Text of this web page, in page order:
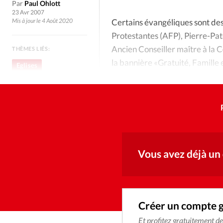
Génération réveil
Monde
Publireportage
Relations
Par Paul Ohlott
23 Avr 2007
Mis à jour le 4 Août 2020
THÈMES LIÉS:
Eglises
Certains évangéliques sont
Protestantes (AFP), Pierre-
Ancien Conseiller maître à la
la bannière «Gratuité, Famille
Vous avez déjà
Créer un compte
Et profitez gratuitement